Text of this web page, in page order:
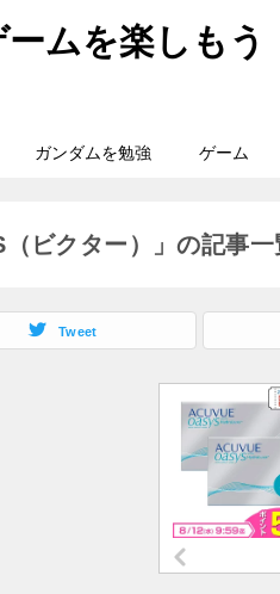
ムを楽しもう
ガンダムを勉強 ゲーム
（ビクター）」の記事一
Tweet